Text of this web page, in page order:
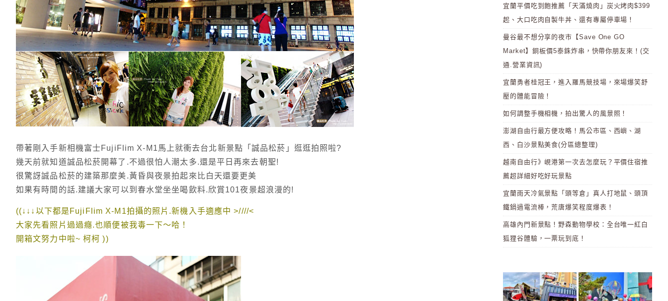
帶著剛入手新相機富士FujiFlim X-M1馬上就衝去台北新景點「誠品松菸」逛逛拍照啦?
幾天前就知道誠品松菸開幕了.不過很怕人潮太多.還是平日再來去朝聖!
很驚訝誠品松菸的建築那麼美.黃昏與夜景拍起來比白天還要更美
如果有時間的話.建議大家可以到春水堂坐坐喝飲料.欣賞101夜景超浪漫的!
((↓↓↓以下都是FujiFlim X-M1拍攝的照片.新機入手適應中 >////<
大家先看照片過過癮.也順便被我毒一下～哈！
開箱文努力中啦~ 柯柯 ))
宜蘭平價吃到飽推薦「天滿燒肉」炭火烤肉$399
起、大口吃肉自製牛丼、還有專屬停車場！
曼谷最不想分享的夜市【Save One GO
Market】銅板價5泰銖炸串，快帶你朋友來！(交
通.營業資訊)
宜蘭勇者桂冠王，進入羅馬競技場，來場爆笑舒
壓的體能冒險！
如何調整手機相機，拍出驚人的風景照！
澎湖自由行最方便攻略！馬公市區、西嶼、湖
西、白沙景點美食(分區總整理)
越南自由行》峴港第一次去怎麼玩？平價住宿推
薦超詳細好吃好玩景點
宜蘭雨天冷氣景點「頭等倉」真人打地鼠、頭頂
鐵鍋過電流棒，荒唐爆笑程度爆表！
高雄內門新景點！野森動物學校：全台唯一紅白
狐狸谷體驗，一票玩到底！